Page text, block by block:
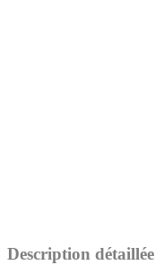
Description détaillée